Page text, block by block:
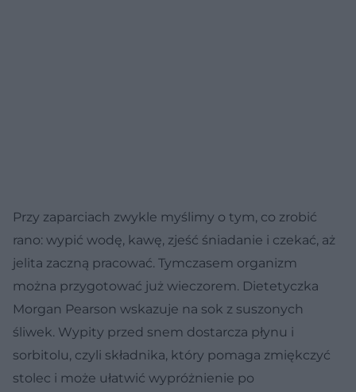
Przy zaparciach zwykle myślimy o tym, co zrobić
rano: wypić wodę, kawę, zjeść śniadanie i czekać, aż
jelita zaczną pracować. Tymczasem organizm
można przygotować już wieczorem. Dietetyczka
Morgan Pearson wskazuje na sok z suszonych
śliwek. Wypity przed snem dostarcza płynu i
sorbitolu, czyli składnika, który pomaga zmiękczyć
stolec i może ułatwić wypróżnienie po